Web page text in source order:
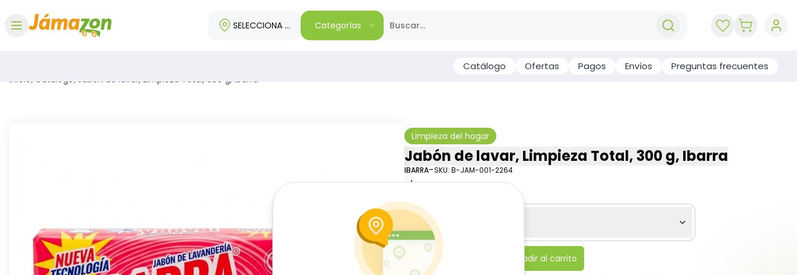
SELECCIONA TU REGIÓNCategorías
Catálogo Ofertas Pagos Envíos Preguntas frecuentes
Inicio/ Catálogo/ Jabón de lavar, Limpieza Total, 300 g, Ibarra
Limpieza del hogar
Jabón de lavar, Limpieza Total, 300 g, Ibarra
IBARRA-SKU: B-JAM-001-2264
$
Especificaciones
Añadir al carrito